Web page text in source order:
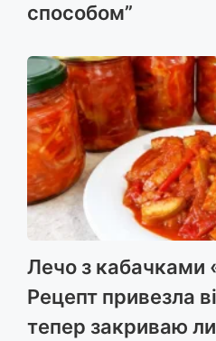
способом”
Лечо з кабачками
Рецепт привезла
тепер закриваю